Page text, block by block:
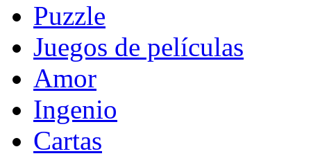
Puzzle
Juegos de películas
Amor
Ingenio
Cartas